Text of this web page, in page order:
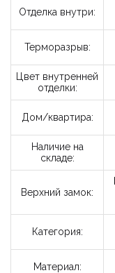
Отделка внутри:
Терморазрыв:
Цвет внутренней
отделки:
Дом/квартира:
Наличие на
складе:
Верхний замок:
Категория:
Материал: